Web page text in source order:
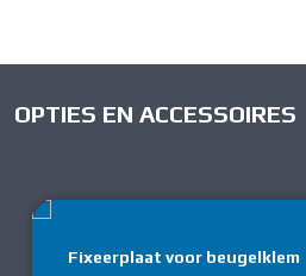
OPTIES EN ACCESSOIRES
Fixeerplaat voor beugelklem